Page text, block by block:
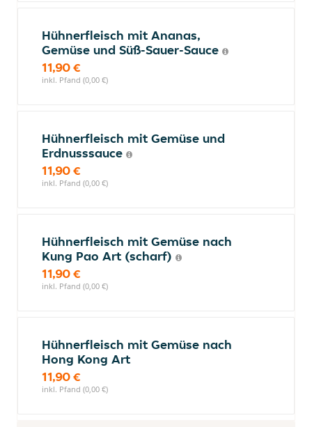
Hühnerfleisch mit Ananas,
Gemüse und Süß-Sauer-Sauce
11,90 €
inkl. Pfand (0,00 €)
Hühnerfleisch mit Gemüse und
Erdnusssauce
11,90 €
inkl. Pfand (0,00 €)
Hühnerfleisch mit Gemüse nach
Kung Pao Art (scharf)
11,90 €
inkl. Pfand (0,00 €)
Hühnerfleisch mit Gemüse nach
Hong Kong Art
11,90 €
inkl. Pfand (0,00 €)